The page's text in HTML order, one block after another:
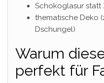
Schokoglasur statt
thematische Deko
Dschungel)
Warum
perfekt für